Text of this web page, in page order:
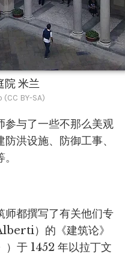
院 米兰
BY-SA)
参与了一些不那么美观
洪设施、防御工事、
师都撰写了有关他们专
）的《建筑论》
于 1452 年以拉丁文